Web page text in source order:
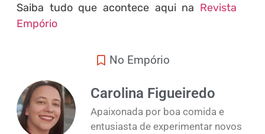
Saiba tudo que acontece aqui na Revista
Empório
No Empório
Carolina Figueiredo
Apaixonada por boa comida e
entusiasta de experimentar novos